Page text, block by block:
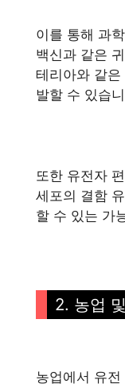
이를 통해 과
백신과 같은
테리아와 같은
발할 수 있습
또한 유전자
세포의 결함
할 수 있는 가
2. 농업
농업에서 유